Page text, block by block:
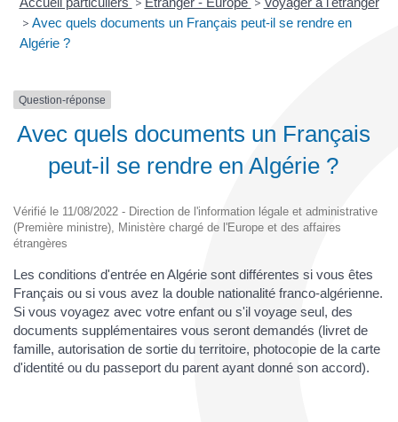
> Avec quels documents un Français peut-il se rendre en
Algérie ?
Question-réponse
Avec quels documents un Français
peut-il se rendre en Algérie ?
Vérifié le 11/08/2022 - Direction de l'information légale et administrative
(Première ministre), Ministère chargé de l'Europe et des affaires
étrangères
Les conditions d'entrée en Algérie sont différentes si vous êtes
Français ou si vous avez la double nationalité franco-algérienne.
Si vous voyagez avec votre enfant ou s'il voyage seul, des
documents supplémentaires vous seront demandés (livret de
famille, autorisation de sortie du territoire, photocopie de la carte
d'identité ou du passeport du parent ayant donné son accord).